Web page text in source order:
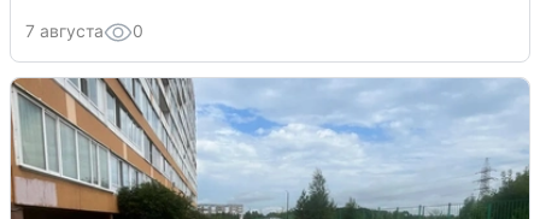
7 августа 0